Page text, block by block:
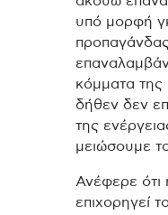
υπό μορφή
κόμματα της
δήθεν δεν
της
μειώσουμε
Ανέφερε ότι
επιχορηγεί